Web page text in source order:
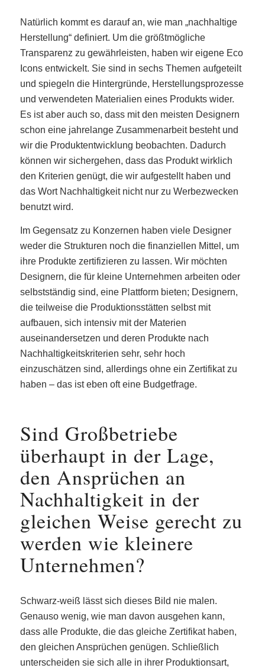
Natürlich kommt es darauf an, wie man „nachhaltige
Herstellung“ definiert. Um die größtmögliche
Transparenz zu gewährleisten, haben wir eigene Eco
Icons entwickelt. Sie sind in sechs Themen aufgeteilt
und spiegeln die Hintergründe, Herstellungsprozesse
und verwendeten Materialien eines Produkts wider.
Es ist aber auch so, dass mit den meisten Designern
schon eine jahrelange Zusammenarbeit besteht und
wir die Produktentwicklung beobachten. Dadurch
können wir sichergehen, dass das Produkt wirklich
den Kriterien genügt, die wir aufgestellt haben und
das Wort Nachhaltigkeit nicht nur zu Werbezwecken
benutzt wird.
Im Gegensatz zu Konzernen haben viele Designer
weder die Strukturen noch die finanziellen Mittel, um
ihre Produkte zertifizieren zu lassen. Wir möchten
Designern, die für kleine Unternehmen arbeiten oder
selbstständig sind, eine Plattform bieten; Designern,
die teilweise die Produktionsstätten selbst mit
aufbauen, sich intensiv mit der Materien
auseinandersetzen und deren Produkte nach
Nachhaltigkeitskriterien sehr, sehr hoch
einzuschätzen sind, allerdings ohne ein Zertifikat zu
haben – das ist eben oft eine Budgetfrage.
Sind Großbetriebe
überhaupt in der Lage,
den Ansprüchen an
Nachhaltigkeit in der
gleichen Weise gerecht zu
werden wie kleinere
Unternehmen?
Schwarz-weiß lässt sich dieses Bild nie malen.
Genauso wenig, wie man davon ausgehen kann,
dass alle Produkte, die das gleiche Zertifikat haben,
den gleichen Ansprüchen genügen. Schließlich
unterscheiden sie sich alle in ihrer Produktionsart,